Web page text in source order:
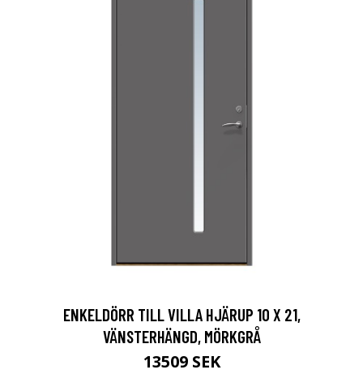
ENKELDÖRR TILL VILLA HJÄRUP 10 X 21,
VÄNSTERHÄNGD, MÖRKGRÅ
13509 SEK